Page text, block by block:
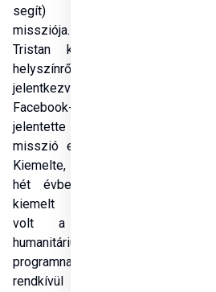
segít) nigériai
missziója. Azbej
Tristan kedden a
helyszínről
jelentkezve a
Facebook-oldalán
jelentette be a
misszió elindulását.
Kiemelte, az elmúlt
hét évben Nigéria
kiemelt helyszíne
volt a magyar
humanitárius
programnak. Ez a
rendkívül gazdag